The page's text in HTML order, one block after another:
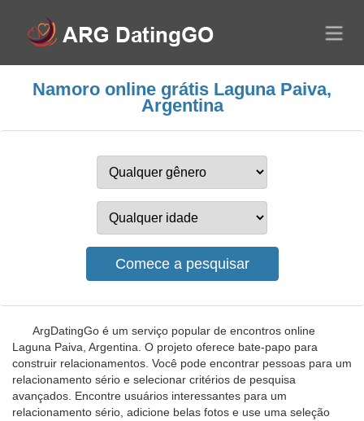
Namoro online grátis Laguna Paiva,
Argentina
ArgDatingGo é um serviço popular de encontros online
Laguna Paiva, Argentina. O projeto oferece bate-papo para
construir relacionamentos. Você pode encontrar pessoas para um
relacionamento sério e selecionar critérios de pesquisa
avançados. Encontre usuários interessantes para um
relacionamento sério, adicione belas fotos e use uma seleção